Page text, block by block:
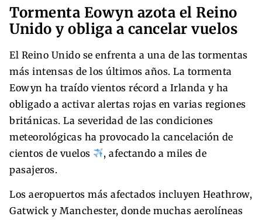
Tormenta Eowyn azota el Reino
Unido y obliga a cancelar vuelos
El Reino Unido se enfrenta a una de las tormentas
más intensas de los últimos años. La tormenta
Eowyn ha traído vientos récord a Irlanda y ha
obligado a activar alertas rojas en varias regiones
británicas. La severidad de las condiciones
meteorológicas ha provocado la cancelación de
cientos de vuelos
, afectando a miles de
pasajeros.
Los aeropuertos más afectados incluyen Heathrow,
Gatwick y Manchester, donde muchas aerolíneas